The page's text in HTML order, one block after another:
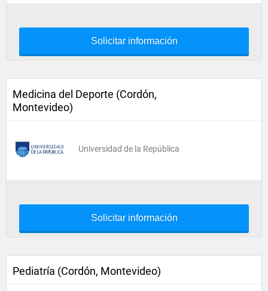
Solicitar información
Medicina del Deporte (Cordón,
Montevideo)
Universidad de la República
Solicitar información
Pediatría (Cordón, Montevideo)